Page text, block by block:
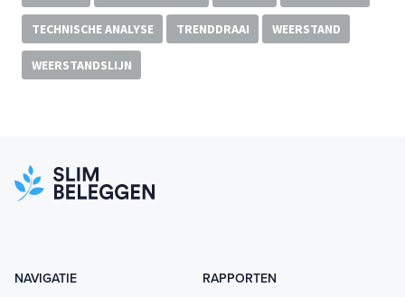
TECHNISCHE ANALYSE TRENDDRAAI WEERSTAND
WEERSTANDSLIJN
NAVIGATIE RAPPORTEN